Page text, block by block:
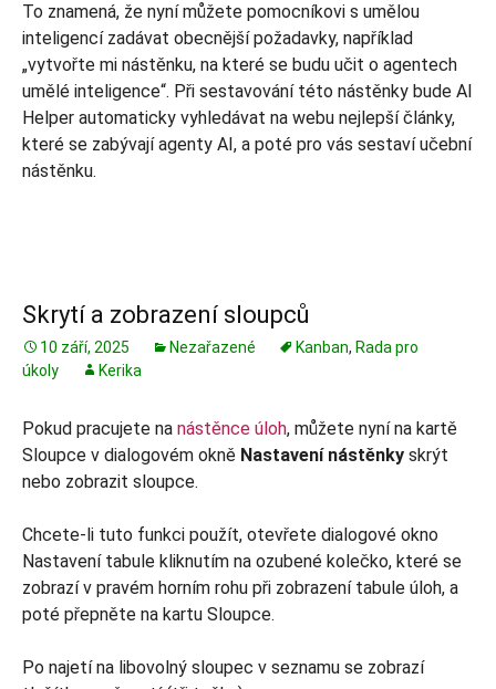
To znamená, že nyní můžete pomocníkovi s umělou
inteligencí zadávat obecnější požadavky, například
„vytvořte mi nástěnku, na které se budu učit o agentech
umělé inteligence“. Při sestavování této nástěnky bude AI
Helper automaticky vyhledávat na webu nejlepší články,
které se zabývají agenty AI, a poté pro vás sestaví učební
nástěnku.
Skrytí a zobrazení sloupců
10 září, 2025 Nezařazené Kanban, Rada pro
úkoly
Kerika
Pokud pracujete na nástěnce úloh, můžete nyní na kartě
Sloupce v dialogovém okně Nastavení nástěnky skrýt
nebo zobrazit sloupce.
Chcete-li tuto funkci použít, otevřete dialogové okno
Nastavení tabule kliknutím na ozubené kolečko, které se
zobrazí v pravém horním rohu při zobrazení tabule úloh, a
poté přepněte na kartu Sloupce.
Po najetí na libovolný sloupec v seznamu se zobrazí